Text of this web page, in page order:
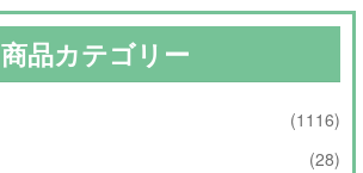
商品カテゴリー
(1116)
(28)